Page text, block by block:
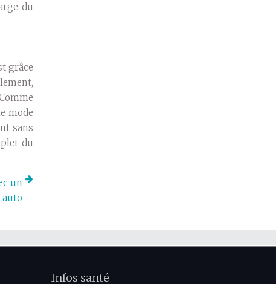
du
grâce
mode
sans
du
un
auto
Infos santé